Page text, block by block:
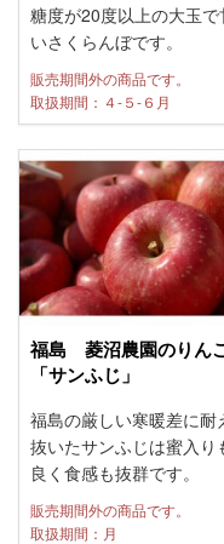
糖度が20度以上の大玉で
いさくらんぼです。
販売期間外の商品です。
取扱期間：４-５-６月
福島 菱沼農園のりん
「サンふじ」
福島の厳しい寒暖差に耐
抜いたサンふじは蜜入り
良く食感も抜群です。
販売期間外の商品です。
取扱期間：月